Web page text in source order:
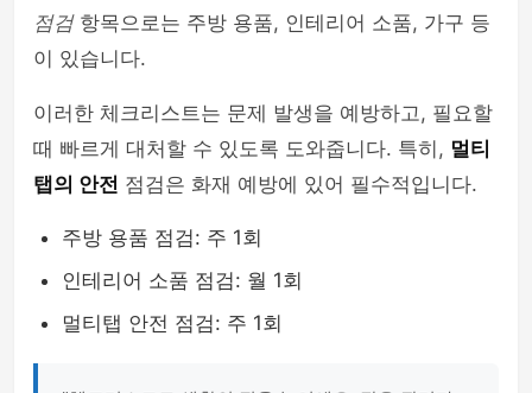
점검항목으로는 주방 용품, 인테리어 소품, 가구 등
이 있습니다.
이러한 체크리스트는 문제 발생을 예방하고, 필요할
때 빠르게 대처할 수 있도록 도와줍니다. 특히, 멀티
탭의 안전 점검은 화재 예방에 있어 필수적입니다.
주방 용품 점검: 주 1회
인테리어 소품 점검: 월 1회
멀티탭 안전 점검: 주 1회